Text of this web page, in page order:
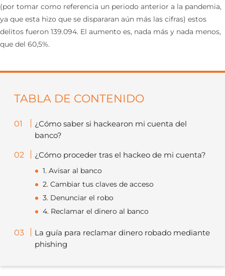
(por tomar como referencia un periodo anterior a la pandemia,
ya que esta hizo que se dispararan aún más las cifras) estos
delitos fueron 139.094. El aumento es, nada más y nada menos,
que del 60,5%.
TABLA DE CONTENIDO
¿Cómo saber si hackearon mi cuenta del
banco?
¿Cómo proceder tras el hackeo de mi cuenta?
1. Avisar al banco
2. Cambiar tus claves de acceso
3. Denunciar el robo
4. Reclamar el dinero al banco
La guía para reclamar dinero robado mediante
phishing